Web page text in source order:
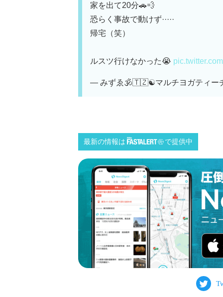
家を出て20分🚗💨
恐らく事故で動けず·····
帰宅（笑）
ルスツ行けなかった😭
— みずゑ🕉🇹🇿☯️マルチヨガティー
最新の情報は で提供中